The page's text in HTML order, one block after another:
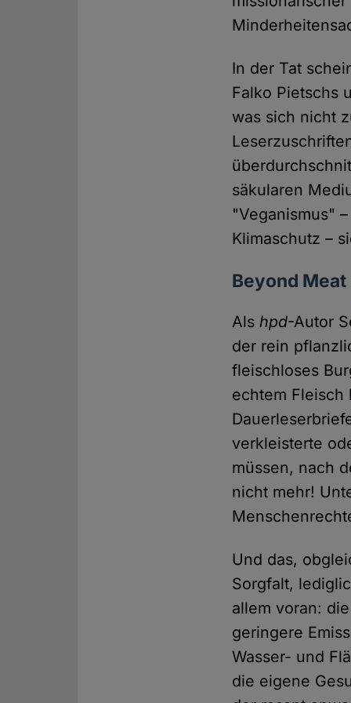
In der Tat
Falko Pietschs
was sich nicht
säkularen
"Veganismus"
Klimaschutz –
Beyond Meat
Alshpd-Autor
der rein
fleischloses
echtem Fleisch
verkleisterte
müssen, nach
nicht mehr!
Und das,
Sorgfalt,
allem voran:
geringere
Wasser- und
die eigene